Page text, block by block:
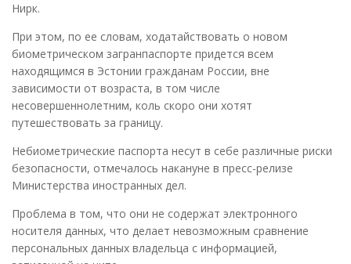
Нирк.
При этом, по ее словам, ходатайствовать о новом
биометрическом загранпаспорте придется всем
находящимся в Эстонии гражданам России, вне
зависимости от возраста, в том числе
несовершеннолетним, коль скоро они хотят
путешествовать за границу.
Небиометрические паспорта несут в себе различные риски
безопасности, отмечалось накануне в пресс-релизе
Министерства иностранных дел.
Проблема в том, что они не содержат электронного
носителя данных, что делает невозможным сравнение
персональных данных владельца с информацией,